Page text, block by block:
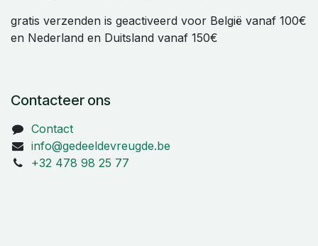
gratis verzenden is geactiveerd voor België vanaf 100€
en Nederland en Duitsland vanaf 150€
Contacteer ons
Contact
info@gedeeldevreugde.be
+32 478 98 25 77